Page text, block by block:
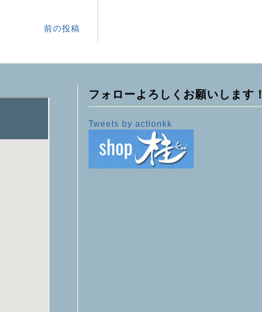
前の投稿
フォローよろしくお願いします！
Tweets by actionkk